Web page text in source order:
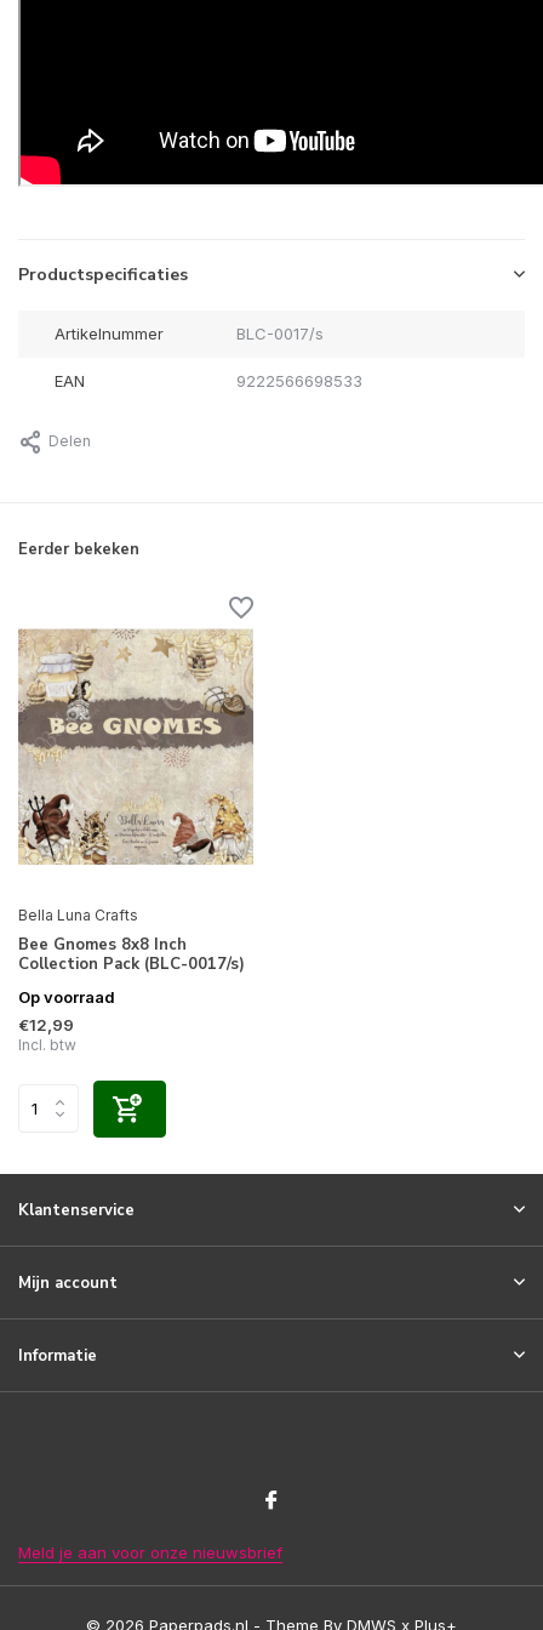
Productspecificaties
Artikelnummer BLC-0017/s
EAN 9222566698533
Delen
Eerder bekeken
Bella Luna Crafts
Bee Gnomes 8x8 Inch
Collection Pack (BLC-0017/s)
Op voorraad
€12,99
Incl. btw
Klantenservice
Mijn account
Informatie
Meld je aan voor onze nieuwsbrief
© 2026 Paperpads.nl - Theme By DMWS x Plus+